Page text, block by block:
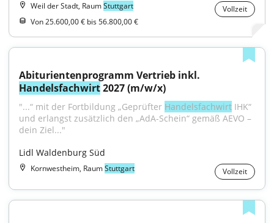
Weil der Stadt, RaumStuttgart
Vollzeit
Von 25.600,00 € bis 56.800,00 €
Handelsfachwirt 2027 (m/w/x)
"...“ mit der Fortbildung „Geprüfter Handelsfachwirt IHK“
und erlangst zusätzlich den „AdA-Schein“ gemäß AEVO –
dein Ziel..."
Lidl Waldenburg Süd
Kornwestheim, RaumStuttgart Vollzeit